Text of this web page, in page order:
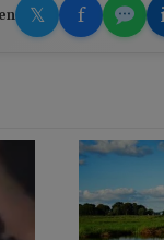
𝕏 f